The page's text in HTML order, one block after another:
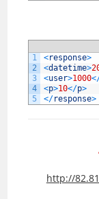
1
2
3
4
5
<response>
<datetime>
<user>1000<
<p>10</p>
</response>
http://